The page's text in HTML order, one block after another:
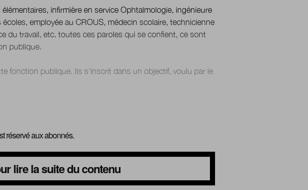
infirmière en service Ophtalmologie, ingénieure
employée au CROUS, médecin scolaire, technicienne
du travail, etc. toutes ces paroles qui se confient, ce sont
publique.
fonction publique. Ils s’inscrit dans un objectif, voulu par le
réservé aux abonnés.
lire la suite du contenu